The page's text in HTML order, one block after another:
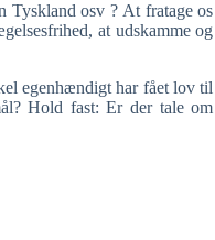
Tyskland osv ? At fratage os
at udskamme og
egenhændigt har fået lov til
Hold fast: Er der tale om